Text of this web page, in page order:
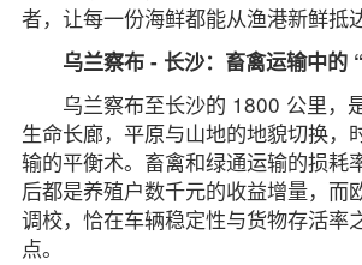
者，让每一份海鲜都能从渔港新鲜抵
乌兰察布 - 长沙：畜禽运输中的
乌兰察布至长沙的 1800 公里，
生命长廊，平原与山地的地貌切换，
输的平衡术。畜禽和绿通运输的损耗
后都是养殖户数千元的收益增量，而
调校，恰在车辆稳定性与货物存活率
点。